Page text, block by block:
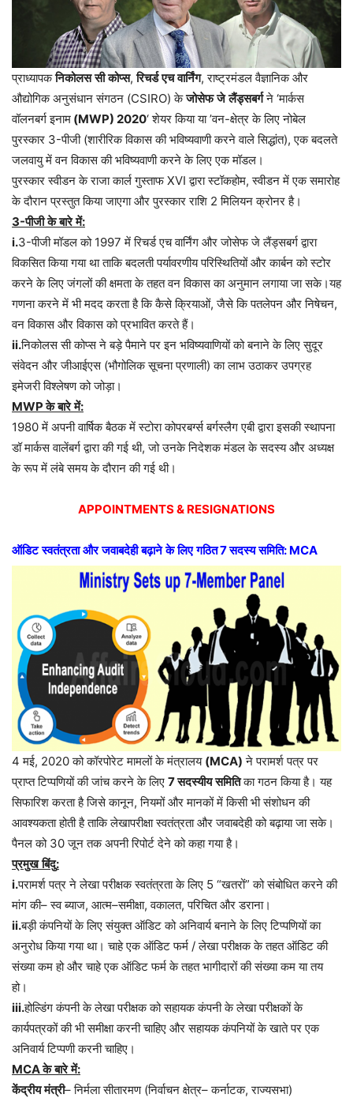
प्राध्यापकनिकोलस सी कोप्स,रिचर्ड एच वार्निंग, राष्ट्रमंडल वैज्ञानिक और
औद्योगिक अनुसंधान संगठन (CSIRO) केजोसेफ जे लैंड्सबर्गने ‘मार्कस
वॉलनबर्ग इनाम (MWP) 2020‘ शेयर किया या ’वन-क्षेत्र के लिए नोबेल
पुरस्कार 3-पीजी (शारीरिक विकास की भविष्यवाणी करने वाले सिद्धांत), एक बदलते
जलवायु में वन विकास की भविष्यवाणी करने के लिए एक मॉडल।
पुरस्कार स्वीडन के राजा कार्ल गुस्ताफXVIद्वारा स्टॉकहोम,स्वीडन में एक समारोह
के दौरान प्रस्तुत किया जाएगा और पुरस्कार राशि 2मिलियन क्रोनर है।
3-पीजी के बारे में:
i.3-पीजी मॉडल को1997में रिचर्ड एच वार्निंग और जोसेफ जे लैंड्सबर्ग द्वारा
विकसित किया गया था ताकि बदलती पर्यावरणीय परिस्थितियों और कार्बन को स्टोर
करने के लिए जंगलों की क्षमता के तहत वन विकास का अनुमान लगाया जा सके।यह
गणना करने में भी मदद करता है कि कैसे क्रियाओं,जैसे कि पतलेपन और निषेचन,
वन विकास और विकास को प्रभावित करते हैं।
ii.निकोलस सी कोप्स ने बड़े पैमाने पर इन भविष्यवाणियों को बनाने के लिए सुदूर
संवेदन और जीआईएस(भौगोलिक सूचना प्रणाली)का लाभ उठाकर उपग्रह
इमेजरी विश्लेषण को जोड़ा।
MWPके बारे में:
1980में अपनी वार्षिक बैठक में स्टोरा कोपरबर्ग्स बर्गस्लैग एबी द्वारा इसकी स्थापना
डॉ मार्कस वालेंबर्ग द्वारा की गई थी,जो उनके निदेशक मंडल के सदस्य और अध्यक्ष
के रूप में लंबे समय के दौरान की गई थी।
APPOINTMENTS & RESIGNATIONS
ऑडिट स्वतंत्रता और जवाबदेही बढ़ाने के लिए गठित7सदस्य समिति: MCA
4 मई, 2020 को कॉरपोरेट मामलों के मंत्रालय (MCA) ने परामर्श पत्र पर
प्राप्त टिप्पणियों की जांच करने के लिए 7सदस्यीय समितिका गठन किया है। यह
सिफारिश करता है जिसे कानून, नियमों और मानकों में किसी भी संशोधन की
आवश्यकता होती है ताकि लेखापरीक्षा स्वतंत्रता और जवाबदेही को बढ़ाया जा सके।
पैनल को30जून तक अपनी रिपोर्ट देने को कहा गया है।
प्रमुख बिंदु:
i.परामर्श पत्र ने लेखा परीक्षक स्वतंत्रता के लिए 5 “खतरों”को संबोधित करने की
मांग की–स्व ब्याज, आत्म–समीक्षा,वकालत,परिचित और डराना।
ii.बड़ी कंपनियों के लिए संयुक्त ऑडिट को अनिवार्य बनाने के लिए टिप्पणियों का
अनुरोध किया गया था। चाहे एक ऑडिट फर्म /लेखा परीक्षक के तहत ऑडिट की
संख्या कम हो और चाहे एक ऑडिट फर्म के तहत भागीदारों की संख्या कम या तय
हो।
iii.होल्डिंग कंपनी के लेखा परीक्षक को सहायक कंपनी के लेखा परीक्षकों के
कार्यपत्रकों की भी समीक्षा करनी चाहिए और सहायक कंपनियों के खाते पर एक
अनिवार्य टिप्पणी करनी चाहिए।
MCAके बारे में:
केंद्रीय मंत्री–निर्मला सीतारमण(निर्वाचन क्षेत्र–कर्नाटक,राज्यसभा)